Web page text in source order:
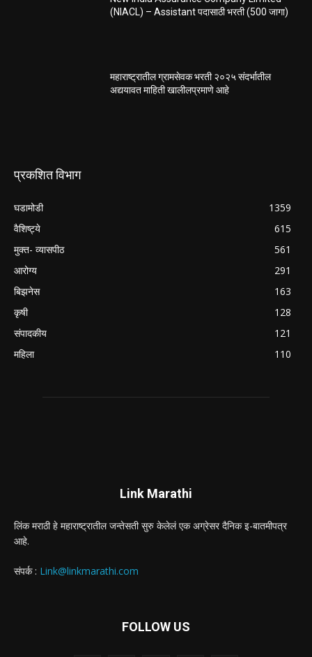
(NIACL) – Assistant पदासाठी भरती (500 जागा)
महाराष्ट्रातील ग्रामसेवक भरती २०२५ संदर्भातील
अद्ययावत माहिती खालीलप्रमाणे आहे
प्रकशित विभाग
घडामोडी
1359
वैशिष्ट्ये
615
मुक्त- व्यासपीठ
561
आरोग्य
291
बिझनेस
163
कृषी
128
संपादकीय
121
महिला
110
Link Marathi
लिंक मराठी हे महाराष्ट्रातील जन्तेसती सुरु केलेलं एक अग्रेसर दैनिक इ-बातमीपत्र
आहे.
संपर्क : Link@linkmarathi.com
FOLLOW US